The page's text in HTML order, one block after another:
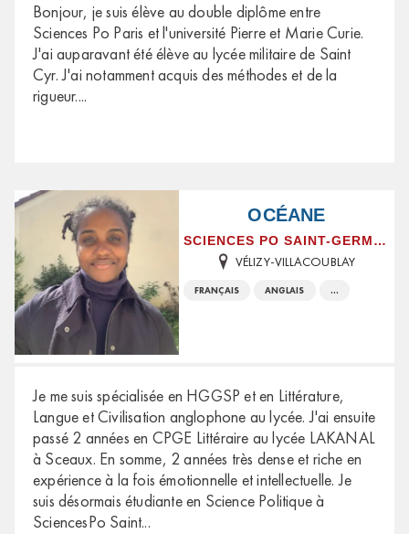
Bonjour, je suis élève au double diplôme entre
Sciences Po Paris et l'université Pierre et Marie Curie.
J'ai auparavant été élève au lycée militaire de Saint
Cyr. J'ai notamment acquis des méthodes et de la
rigueur....
OCÉANE
SCIENCES PO SAINT-GERMAIN-EN-LAYE
VÉLIZY-VILLACOUBLAY
FRANÇAIS ANGLAIS ...
Je me suis spécialisée en HGGSP et en Littérature,
Langue et Civilisation anglophone au lycée. J'ai ensuite
passé 2 années en CPGE Littéraire au lycée LAKANAL
à Sceaux. En somme, 2 années très dense et riche en
expérience à la fois émotionnelle et intellectuelle. Je
suis désormais étudiante en Science Politique à
SciencesPo Saint...